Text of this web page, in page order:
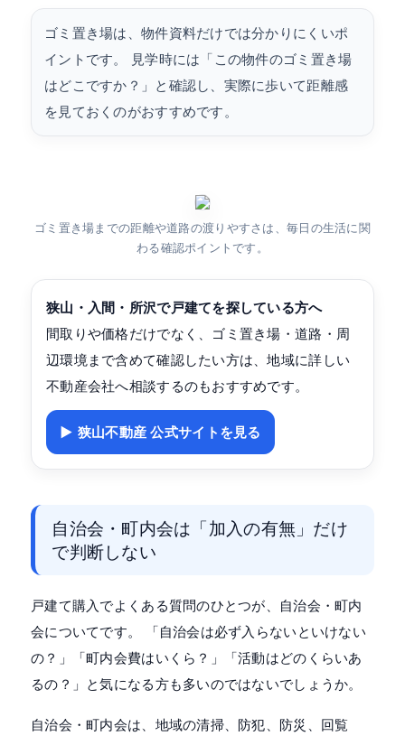
ゴミ置き場は、物件資料だけでは分かりにくいポ
イントです。 見学時には「この物件のゴミ置き場
はどこですか？」と確認し、実際に歩いて距離感
を見ておくのがおすすめです。
ゴミ置き場までの距離や道路の渡りやすさは、毎日の生活に関
わる確認ポイントです。
狭山・入間・所沢で戸建てを探している方へ
間取りや価格だけでなく、ゴミ置き場・道路・周
辺環境まで含めて確認したい方は、地域に詳しい
不動産会社へ相談するのもおすすめです。
▶ 狭山不動産 公式サイトを見る
自治会・町内会は「加入の有無」だけ
で判断しない
戸建て購入でよくある質問のひとつが、自治会・町内
会についてです。 「自治会は必ず入らないといけない
の？」「町内会費はいくら？」「活動はどのくらいあ
るの？」と気になる方も多いのではないでしょうか。
自治会・町内会は、地域の清掃、防犯、防災、回覧